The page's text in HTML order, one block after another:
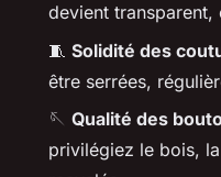
devient transparent,
🧵 Solidité des
être serrées,
🪡 Qualité des
privilégiez le bois,